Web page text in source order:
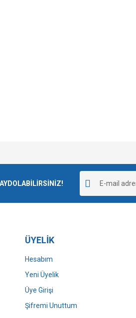
Gönder
ÜYELİK
Hesabım
Yeni Üyelik
Üye Girişi
Şifremi Unuttum